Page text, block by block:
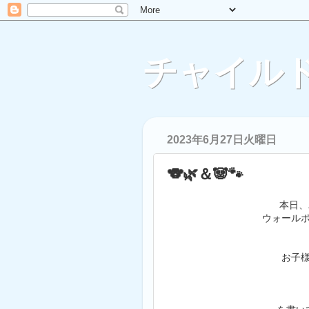
チャイル
2023年6月27日火曜日
🐨🌿＆🐼🐾
本日
ウォール
お子